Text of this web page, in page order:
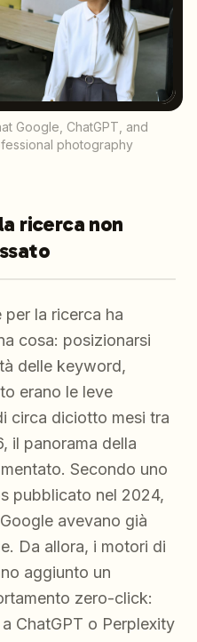
Google, ChatGPT, and
photography
ricerca non
per la ricerca ha
cosa: posizionarsi
delle keyword,
erano le leve
circa diciotto mesi tra
il panorama della
Secondo uno
pubblicato nel 2024,
avevano già
Da allora, i motori di
aggiunto un
zero-click:
ChatGPT o Perplexity